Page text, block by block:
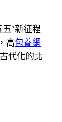
”新征程
高包養網
代化的北